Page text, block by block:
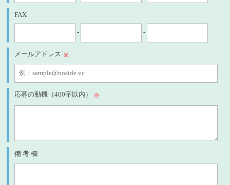
FAX
- -
メールアドレス ※
応募の動機（400字以内） ※
備 考 欄